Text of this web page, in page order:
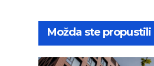
Možda ste propustili